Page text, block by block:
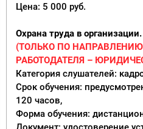
Цена: 5 000 руб.
Охрана труда в организации.
(ТОЛЬКО ПО
РАБОТОДАТЕЛЯ –
Категория слушателей:
Срок обучения:
120 часов,
Форма обучения: